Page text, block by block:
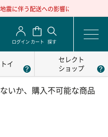
震に伴う配送への影響について
ログイン カート 探す
イ
セレクト
ショップ
いか、購入不可能な商品